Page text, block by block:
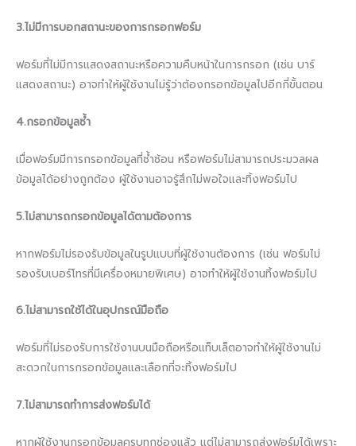
3.ไม่มีการบอกสถานะของการกรอกฟอร์ม
ฟอร์มที่ไม่มีการแสดงสถานะหรือความคืบหน้าในการกรอก (เช่น บาร์
แสดงสถานะ) อาจทำให้ผู้ใช้งานไม่รู้ว่าต้องกรอกข้อมูลไปอีกกี่ขั้นตอน
4.กรอกข้อมูลซ้ำ
เมื่อฟอร์มมีการกรอกข้อมูลที่ซ้ำซ้อน หรือฟอร์มไม่สามารถประมวลผล
ข้อมูลได้อย่างถูกต้อง ผู้ใช้งานอาจรู้สึกไม่พอใจและทิ้งฟอร์มไป
5.ไม่สามารถกรอกข้อมูลได้ตามต้องการ
หากฟอร์มไม่รองรับข้อมูลในรูปแบบที่ผู้ใช้งานต้องการ (เช่น ฟอร์มไม่
รองรับเบอร์โทรที่มีเครื่องหมายพิเศษ) อาจทำให้ผู้ใช้งานทิ้งฟอร์มไป
6.ไม่สามารถใช้ได้ในอุปกรณ์มือถือ
ฟอร์มที่ไม่รองรับการใช้งานบนมือถือหรือแท็บเล็ตอาจทำให้ผู้ใช้งานไม่
สะดวกในการกรอกข้อมูลและเลือกที่จะทิ้งฟอร์มไป
7.ไม่สามารถทำการส่งฟอร์มได้
หากผู้ใช้งานกรอกข้อมูลครบทุกช่องแล้ว แต่ไม่สามารถส่งฟอร์มได้เพราะ